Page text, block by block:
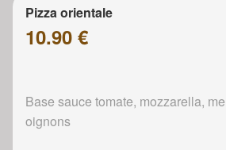
Pizza orientale
10.90 €
Base sauce tomate, mozzarella,
oignons